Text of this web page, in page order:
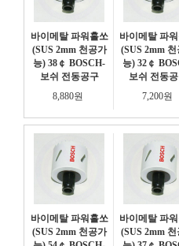
바이메탈 파워홀쏘
(SUS 2mm 천공가
능) 38￠ BOSCH-
보쉬 전동공구
8,880원
바이메탈 파
(SUS 2mm
능) 32￠
보쉬 전동
7,200원
바이메탈 파워홀쏘
(SUS 2mm 천공가
바이메탈 파
(SUS 2mm